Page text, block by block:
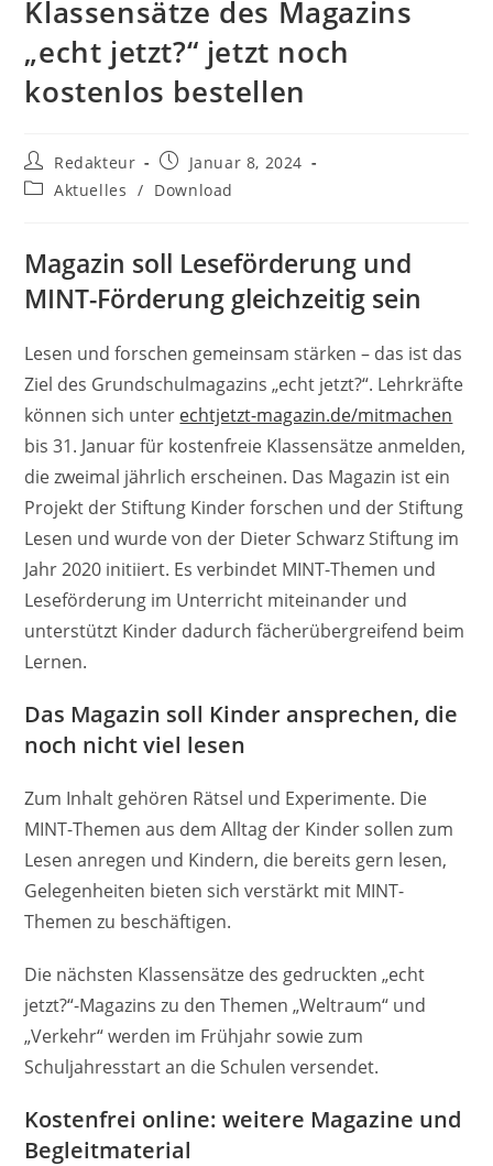
Klassensätze des Magazins
„echt jetzt?“ jetzt noch
kostenlos bestellen
Beitrags-
Autor:
Redakteur
Beitrag
veröffentlicht:
Januar 8, 2024
Beitrags-
Aktuelles / Download
Magazin soll Leseförderung und
MINT-Förderung gleichzeitig sein
Lesen und forschen gemeinsam stärken – das ist das
Ziel des Grundschulmagazins „echt jetzt?“. Lehrkräfte
können sich unter echtjetzt-magazin.de/mitmachen
bis 31. Januar für kostenfreie Klassensätze anmelden,
die zweimal jährlich erscheinen. Das Magazin ist ein
Projekt der Stiftung Kinder forschen und der Stiftung
Lesen und wurde von der Dieter Schwarz Stiftung im
Jahr 2020 initiiert. Es verbindet MINT-Themen und
Leseförderung im Unterricht miteinander und
unterstützt Kinder dadurch fächerübergreifend beim
Lernen.
Das Magazin soll Kinder ansprechen, die
noch nicht viel lesen
Zum Inhalt gehören Rätsel und Experimente. Die
MINT-Themen aus dem Alltag der Kinder sollen zum
Lesen anregen und Kindern, die bereits gern lesen,
Gelegenheiten bieten sich verstärkt mit MINT-
Themen zu beschäftigen.
Die nächsten Klassensätze des gedruckten „echt
jetzt?“-Magazins zu den Themen „Weltraum“ und
„Verkehr“ werden im Frühjahr sowie zum
Schuljahresstart an die Schulen versendet.
Kostenfrei online: weitere Magazine und
Begleitmaterial